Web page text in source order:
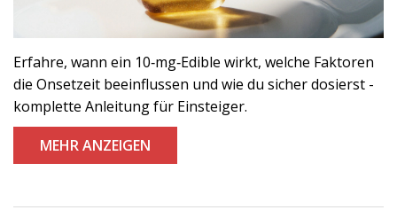
Erfahre, wann ein 10‑mg‑Edible wirkt, welche Faktoren
die Onsetzeit beeinflussen und wie du sicher dosierst -
komplette Anleitung für Einsteiger.
MEHR ANZEIGEN